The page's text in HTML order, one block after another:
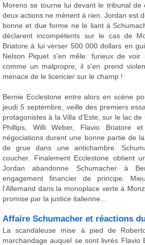
Moreno se tourne lui devant le tribunal de
deux actions ne mènent à rien. Jordan est
bonne et due forme ne le liant à
déclarent incompétents sur le cas de
Briatore à lui verser 500 000 dollars en
Nelson Piquet s'en mêle: furieux de voir
comme un malpropre, il s'en prend
menace de le licencier sur le champ !
Bernie Ecclestone entre alors en scène
jeudi 5 septembre, veille des premiers
protagonistes à la Villa d'Este, sur le lac
Phillips, Willi Weber, Flavio Briatore
négociations durent une bonne partie de
de grue dans une antichambre.
coucher. Finalement Ecclestone obtient
Jordan abandonne Schumacher à
engagement financier de principe.
l'Allemand dans la monoplace verte à
promise par la justice italienne...
Affaire Schumacher et réactions
La scandaleuse mise à pied de
marchandage auquel se sont livrés Flavio